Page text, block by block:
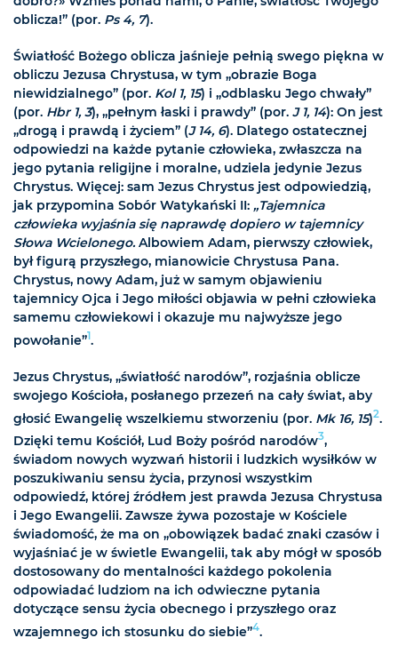
oblicza!” (por. Ps 4, 7).
Światłość Bożego oblicza jaśnieje pełnią swego piękna w
obliczu Jezusa Chrystusa, w tym „obrazie Boga
niewidzialnego” (por. Kol 1, 15) i „odblasku Jego chwały”
(por. Hbr 1, 3), „pełnym łaski i prawdy” (por. J 1, 14): On jest
„drogą i prawdą i życiem” (J 14, 6). Dlatego ostatecznej
odpowiedzi na każde pytanie człowieka, zwłaszcza na
jego pytania religijne i moralne, udziela jedynie Jezus
Chrystus. Więcej: sam Jezus Chrystus jest odpowiedzią,
jak przypomina Sobór Watykański II: „Tajemnica
człowieka wyjaśnia się naprawdę dopiero w tajemnicy
Słowa Wcielonego.Albowiem Adam, pierwszy człowiek,
był figurą przyszłego, mianowicie Chrystusa Pana.
Chrystus, nowy Adam, już w samym objawieniu
tajemnicy Ojca i Jego miłości objawia w pełni człowieka
samemu człowiekowi i okazuje mu najwyższe jego
powołanie”1.
Jezus Chrystus, „światłość narodów”, rozjaśnia oblicze
swojego Kościoła, posłanego przezeń na cały świat, aby
głosić Ewangelię wszelkiemu stworzeniu (por. Mk 16, 15)2.
Dzięki temu Kościół, Lud Boży pośród narodów3,
świadom nowych wyzwań historii i ludzkich wysiłków w
poszukiwaniu sensu życia, przynosi wszystkim
odpowiedź, której źródłem jest prawda Jezusa Chrystusa
i Jego Ewangelii. Zawsze żywa pozostaje w Kościele
świadomość, że ma on „obowiązek badać znaki czasów i
wyjaśniać je w świetle Ewangelii, tak aby mógł w sposób
dostosowany do mentalności każdego pokolenia
odpowiadać ludziom na ich odwieczne pytania
dotyczące sensu życia obecnego i przyszłego oraz
wzajemnego ich stosunku do siebie”4.